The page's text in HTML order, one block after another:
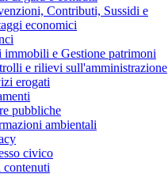
Contributi, Sussidi e
economici
immobili e Gestione patrimoni
e rilievi sull'amministrazione
erogati
pubbliche
ambientali
civico